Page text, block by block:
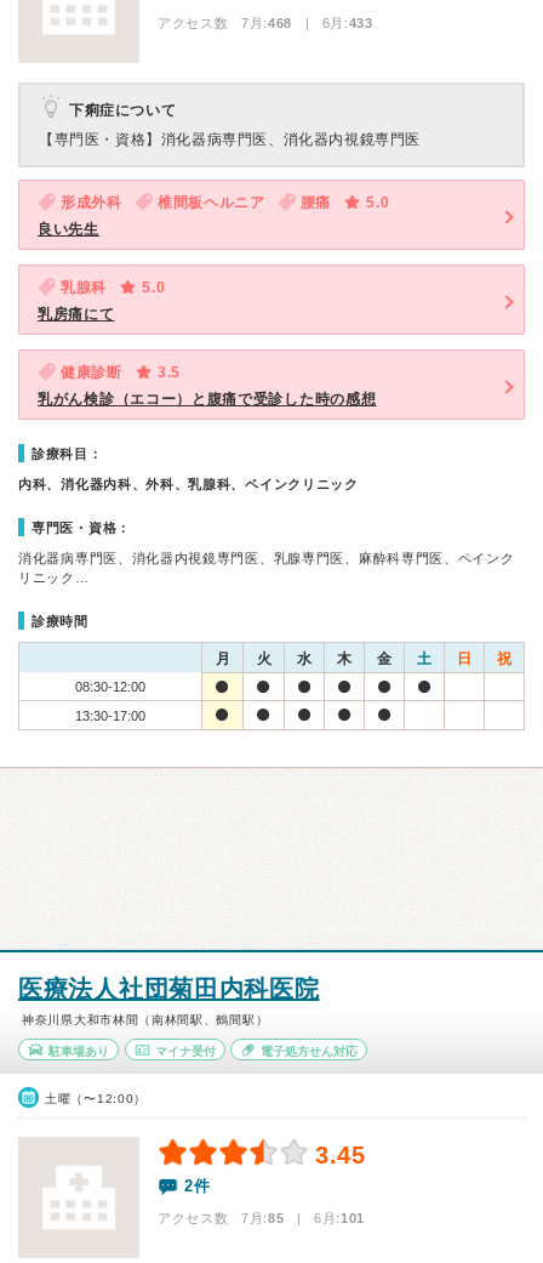
アクセス数 7月:468 | 6月:433
下痢症について
【専門医・資格】 消化器病専門医、消化器内視鏡専門医
形成外科 椎間板ヘルニア 腰痛
5.0
良い先生
乳腺科
5.0
乳房痛にて
健康診断
3.5
乳がん検診（エコー）と腹痛で受診した時の感想
診療科目：
内科、消化器内科、外科、乳腺科、ペインクリニック
専門医・資格：
消化器病専門医、消化器内視鏡専門医、乳腺専門医、麻酔科専門医、ペインク
リニック…
診療時間
月 火 水 木 金 土 日 祝
08:30-12:00
13:30-17:00
医療法人社団菊田内科医院
神奈川県大和市林間（南林間駅、鶴間駅）
駐車場あり マイナ受付 電子処方せん対応
土曜（〜12:00）
3.45
2件
アクセス数 7月:85 | 6月:101